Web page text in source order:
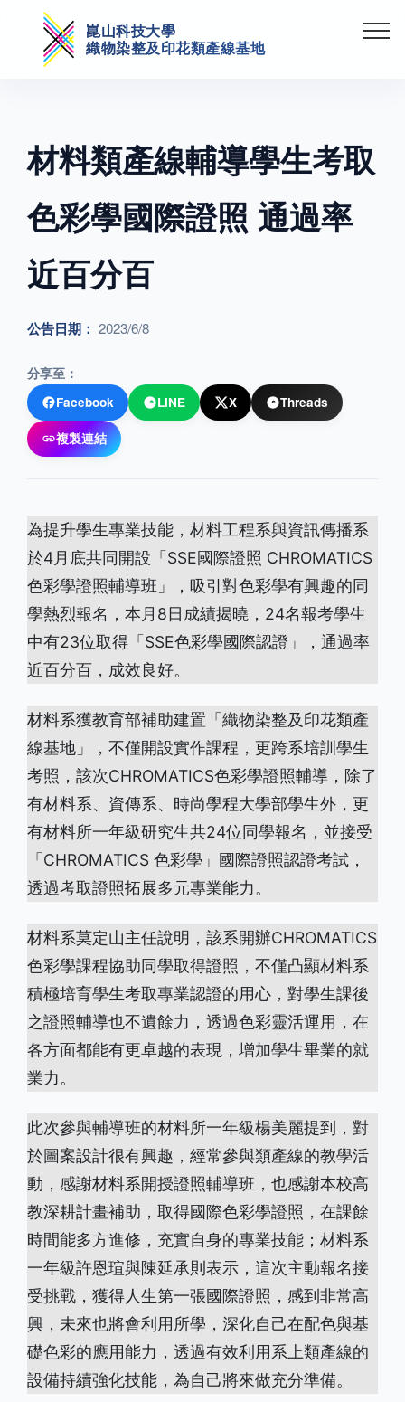
崑山科技大學
織物染整及印花類產線基地
材料類產線輔導學生考取
色彩學國際證照 通過率
近百分百
公告日期： 2023/6/8
分享至：
Facebook LINE X Threads
複製連結
為提升學生專業技能，材料工程系與資訊傳播系
於4月底共同開設「SSE國際證照 CHROMATICS
色彩學證照輔導班」，吸引對色彩學有興趣的同
學熱烈報名，本月8日成績揭曉，24名報考學生
中有23位取得「SSE色彩學國際認證」，通過率
近百分百，成效良好。
材料系獲教育部補助建置「織物染整及印花類產
線基地」，不僅開設實作課程，更跨系培訓學生
考照，該次CHROMATICS色彩學證照輔導，除了
有材料系、資傳系、時尚學程大學部學生外，更
有材料所一年級研究生共24位同學報名，並接受
「CHROMATICS 色彩學」國際證照認證考試，
透過考取證照拓展多元專業能力。
材料系莫定山主任說明，該系開辦CHROMATICS
色彩學課程協助同學取得證照，不僅凸顯材料系
積極培育學生考取專業認證的用心，對學生課後
之證照輔導也不遺餘力，透過色彩靈活運用，在
各方面都能有更卓越的表現，增加學生畢業的就
業力。
此次參與輔導班的材料所一年級楊美麗提到，對
於圖案設計很有興趣，經常參與類產線的教學活
動，感謝材料系開授證照輔導班，也感謝本校高
教深耕計畫補助，取得國際色彩學證照，在課餘
時間能多方進修，充實自身的專業技能；材料系
一年級許恩瑄與陳延承則表示，這次主動報名接
受挑戰，獲得人生第一張國際證照，感到非常高
興，未來也將會利用所學，深化自己在配色與基
礎色彩的應用能力，透過有效利用系上類產線的
設備持續強化技能，為自己將來做充分準備。